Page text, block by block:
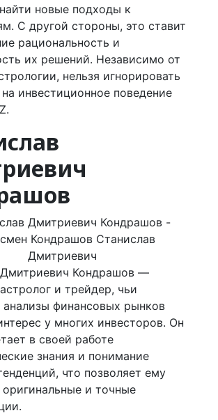
новые подходы к
С другой стороны, это ставит
рациональность и
их решений. Независимо от
нельзя игнорировать
инвестиционное поведение
Дмитриевич Кондрашов —
и трейдер, чьи
анализы финансовых рынков
у многих инвесторов. Он
в своей работе
знания и понимание
что позволяет ему
оригинальные и точные